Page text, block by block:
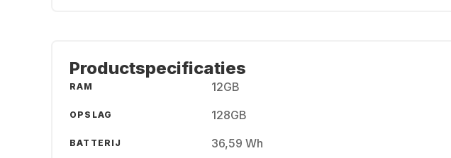
Productspecificaties
RAM 12GB
OPSLAG 128GB
BATTERIJ 36,59 Wh